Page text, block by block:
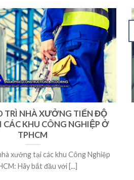
TRÌ NHÀ XƯỞNG TIẾN ĐỘ
CÁC KHU CÔNG NGHIỆP Ở
TPHCM
xưởng tại các khu Công Nghiệp
Hãy bắt đầu với [...]